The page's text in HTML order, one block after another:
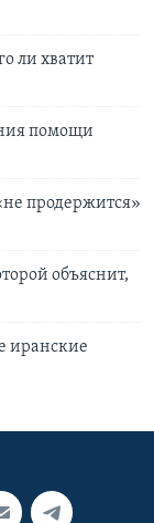
ли хватит
помощи
продержится»
объяснит,
иранские